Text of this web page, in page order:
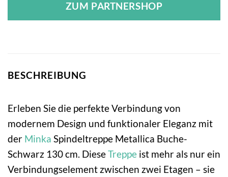
ZUM PARTNERSHOP
BESCHREIBUNG
Erleben Sie die perfekte Verbindung von
modernem Design und funktionaler Eleganz mit
der Minka Spindeltreppe Metallica Buche-
Schwarz 130 cm. DieseTreppe ist mehr als nur ein
Verbindungselement zwischen zwei Etagen – sie